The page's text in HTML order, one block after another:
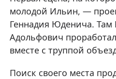
молодой Ильин, —
Геннадия Юденича. Там
Адольфович
вместе с труппой
Поиск своего места